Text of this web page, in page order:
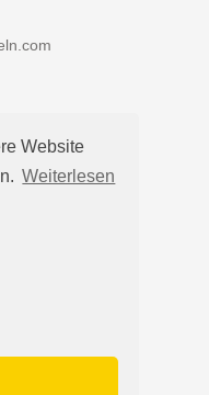
Website
Weiterlesen